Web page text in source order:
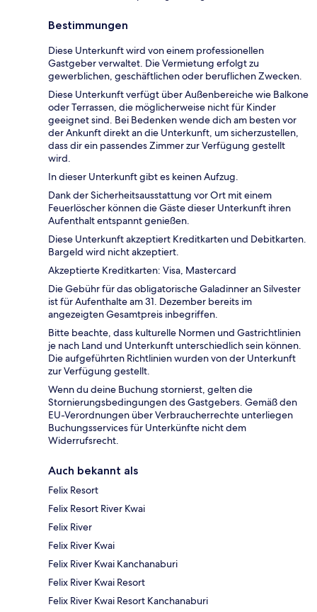
Bestimmungen
Diese Unterkunft wird von einem professionellen
Gastgeber verwaltet. Die Vermietung erfolgt zu
gewerblichen, geschäftlichen oder beruflichen Zwecken.
Diese Unterkunft verfügt über Außenbereiche wie Balkone
oder Terrassen, die möglicherweise nicht für Kinder
geeignet sind. Bei Bedenken wende dich am besten vor
der Ankunft direkt an die Unterkunft, um sicherzustellen,
dass dir ein passendes Zimmer zur Verfügung gestellt
wird.
In dieser Unterkunft gibt es keinen Aufzug.
Dank der Sicherheitsausstattung vor Ort mit einem
Feuerlöscher können die Gäste dieser Unterkunft ihren
Aufenthalt entspannt genießen.
Diese Unterkunft akzeptiert Kreditkarten und Debitkarten.
Bargeld wird nicht akzeptiert.
Akzeptierte Kreditkarten: Visa, Mastercard
Die Gebühr für das obligatorische Galadinner an Silvester
ist für Aufenthalte am 31. Dezember bereits im
angezeigten Gesamtpreis inbegriffen.
Bitte beachte, dass kulturelle Normen und Gastrichtlinien
je nach Land und Unterkunft unterschiedlich sein können.
Die aufgeführten Richtlinien wurden von der Unterkunft
zur Verfügung gestellt.
Wenn du deine Buchung stornierst, gelten die
Stornierungsbedingungen des Gastgebers. Gemäß den
EU-Verordnungen über Verbraucherrechte unterliegen
Buchungsservices für Unterkünfte nicht dem
Widerrufsrecht.
Auch bekannt als
Felix Resort
Felix Resort River Kwai
Felix River
Felix River Kwai
Felix River Kwai Kanchanaburi
Felix River Kwai Resort
Felix River Kwai Resort Kanchanaburi